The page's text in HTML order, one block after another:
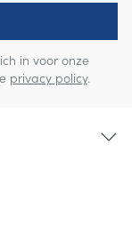
in voor onze
privacy policy.